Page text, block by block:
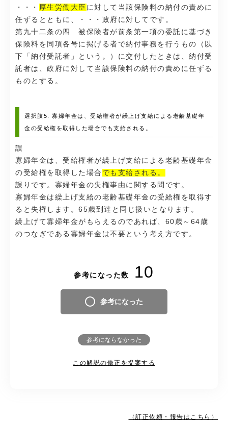
・・・ 厚生労働大臣 に対して当該保険料の納付の責めに
任ずるとともに、・・・政府に対してです。
第九十二条の四 被保険者が前条第一項の委託に基づき
保険料を同項各号に掲げる者で納付事務を行うもの（以
下「納付受託者」という。）に交付したときは、納付受
託者は、政府に対して当該保険料の納付の責めに任ずる
ものとする。
選択肢5. 寡婦年金は、受給権者が繰上げ支給による老齢基礎年
金の受給権を取得した場合でも支給される。
誤
寡婦年金は、受給権者が繰上げ支給による老齢基礎年金
の受給権を取得した場合 でも支給される。
誤りです。寡婦年金の失権事由に関する問です。
寡婦年金は繰上げ支給の老齢基礎年金の受給権を取得す
ると失権します。65歳到達と同じ扱いとなります。
繰上げて寡婦年金がもらえるのであれば、60歳～64歳
のつなぎである寡婦年金は不要という考え方です。
参考になった数 10
参考になった
参考にならなかった
この解説の修正を提案する
（訂正依頼・報告はこちら）